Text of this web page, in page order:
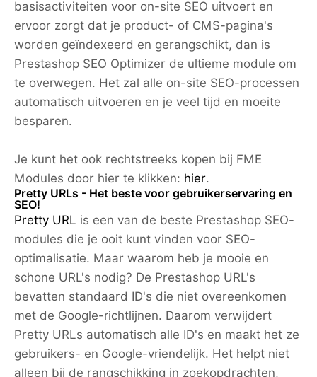
basisactiviteiten voor on-site SEO uitvoert en
ervoor zorgt dat je product- of CMS-pagina's
worden geïndexeerd en gerangschikt, dan is
Prestashop SEO Optimizer de ultieme module om
te overwegen. Het zal alle on-site SEO-processen
automatisch uitvoeren en je veel tijd en moeite
besparen.
Je kunt het ook rechtstreeks kopen bij FME
Modules door hier te klikken: hier.
Pretty URLs - Het beste voor gebruikerservaring en
SEO!
Pretty URL is een van de beste Prestashop SEO-
modules die je ooit kunt vinden voor SEO-
optimalisatie. Maar waarom heb je mooie en
schone URL's nodig? De Prestashop URL's
bevatten standaard ID's die niet overeenkomen
met de Google-richtlijnen. Daarom verwijdert
Pretty URLs automatisch alle ID's en maakt het ze
gebruikers- en Google-vriendelijk. Het helpt niet
alleen bij de rangschikking in zoekopdrachten,